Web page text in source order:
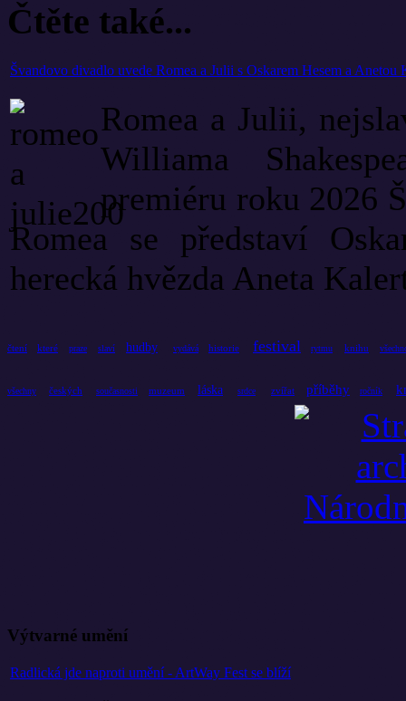
Čtěte také...
Švandovo divadlo uvede Romea a Julii s Oskarem Hesem a
Romea a Julii,
Williama
premiéru roku 2026
Romea se představí
herecká hvězda Aneta
čtení které praze slaví hudby vydává historie festival rytmu knihu
všechny českých současnosti muzeum láska srdce zvířat příběhy ročník
Výtvarné umění
Radlická jde naproti umění - ArtWay Fest se blíží